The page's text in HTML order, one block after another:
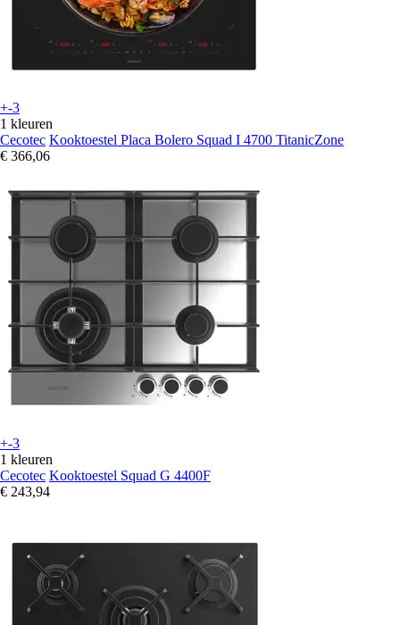
+-3
1 kleuren
Cecotec Kooktoestel Placa Bolero Squad I 4700 TitanicZone
€ 366,06
+-3
1 kleuren
Cecotec Kooktoestel Squad G 4400F
€ 243,94